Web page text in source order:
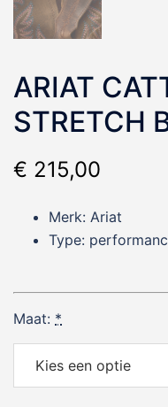
ARIAT
STRETCH
€ 215,00
Merk: Ariat
Type:
Maat: *